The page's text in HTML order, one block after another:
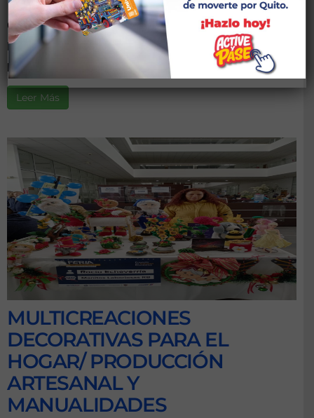
CASA SOMOS CIUDAD BICENTENARIO
Descripción:Actividad enfocada en desarrollar
habilidades específicas ...
Leer Más
MULTICREACIONES
DECORATIVAS PARA EL
HOGAR/ PRODUCCIÓN
ARTESANAL Y
MANUALIDADES